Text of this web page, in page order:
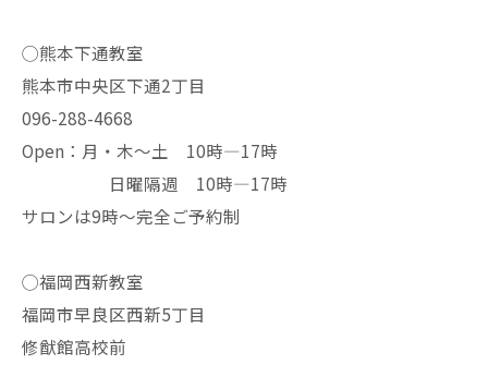
◯熊本下通教室
熊本市中央区下通2丁目
096-288-4668
Open：月・木〜土 10時—17時
日曜隔週 10時—17時
サロンは9時〜完全ご予約制
◯福岡西新教室
福岡市早良区西新5丁目
修猷館高校前